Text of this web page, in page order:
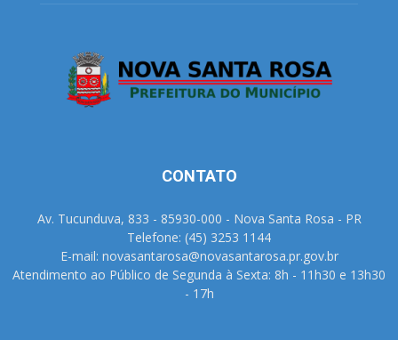
CONTATO
Av. Tucunduva, 833 - 85930-000 - Nova Santa Rosa - PR
Telefone: (45) 3253 1144
E-mail: novasantarosa@novasantarosa.pr.gov.br
Atendimento ao Público de Segunda à Sexta: 8h - 11h30 e 13h30
- 17h